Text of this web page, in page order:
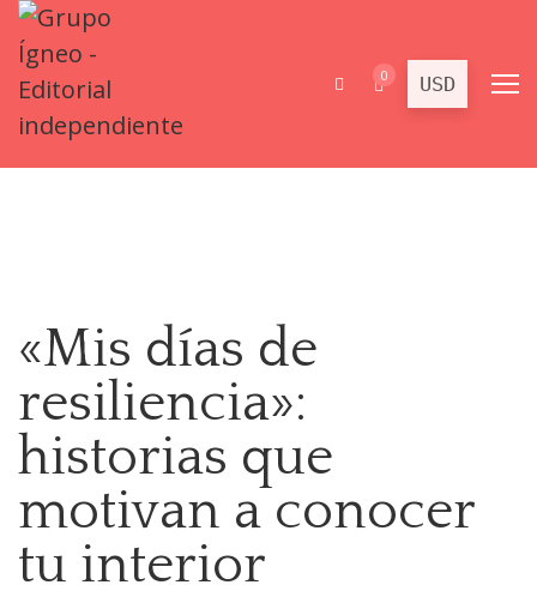
0
«Mis días de
resiliencia»:
historias que
motivan a conocer
tu interior